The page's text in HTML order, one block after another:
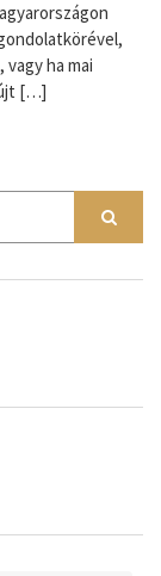
ha mai
[…]